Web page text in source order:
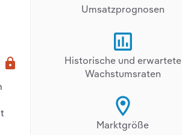
lock
Umsatzprognosen
Historische und erwartete
Wachstumsraten
Marktgröße